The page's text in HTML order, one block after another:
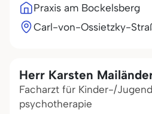
Praxis am Bockelsberg
Carl-von-Ossietzky-
Herr Karsten
Facharzt für Kinder-/
psychotherapie